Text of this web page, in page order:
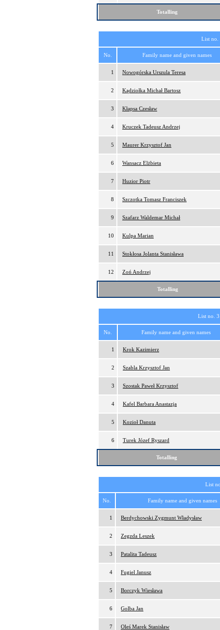
Totalling
List
No. Family name and given names
1 Nowogórska Urszula Teresa
2 Kądziołka Michał Bartosz
3 Kłapsa Czesław
4 Kruczek Tadeusz Andrzej
5 Maurer Krzysztof Jan
6 Wansacz Elżbieta
7 Huzior Piotr
8 Szczotka Tomasz Franciszek
9 Szafarz Waldemar Michał
10 Kulpa Marian
11 Stokłosa Jolanta Stanisława
12 Zoń Andrzej
Totalling
List no.
No. Family name and given names
1 Krok Kazimierz
2 Szabla Krzysztof Jan
3 Szostak Paweł Krzysztof
4 Kafel Barbara Anastazja
5 Kozioł Danuta
6 Turek Józef Ryszard
Totalling
List
No. Family name and given names
1 Berdychowski Zygmunt Władysław
2 Zegzda Leszek
3 Patalita Tadeusz
4 Fugiel Janusz
5 Borczyk Wiesława
6 Golba Jan
7 Oleś Marek Stanisław